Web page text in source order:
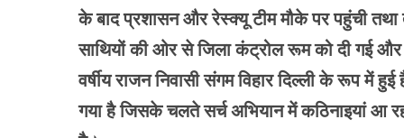
के बाद प्रशासन और रेस्क्यू टीम मौके पर पहुंची
साथियों की ओर से जिला कंट्रोल रूम को दी गई और
वर्षीय राजन निवासी संगम विहार दिल्ली के रूप में
गया है जिसके चलते सर्च अभियान में कठिनाइयां आ